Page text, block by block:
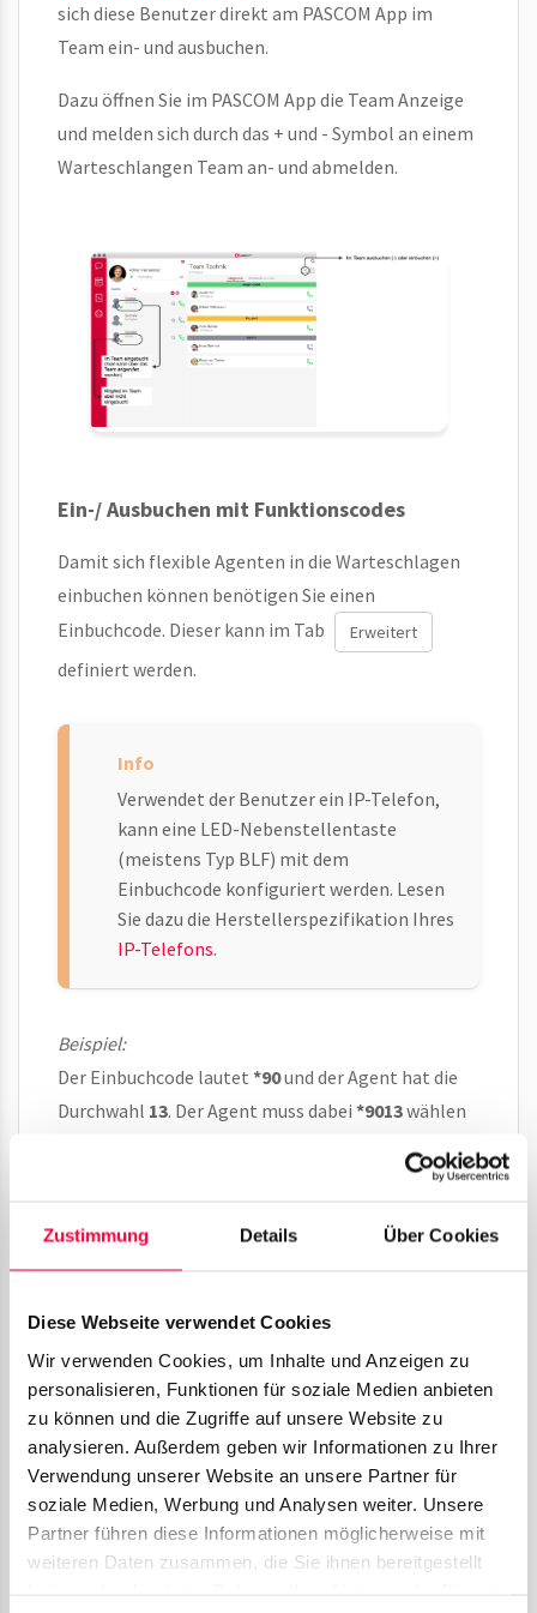
Zustimmung Details Über Cookies
Diese Webseite verwendet Cookies
Wir verwenden Cookies, um Inhalte und Anzeigen zu
personalisieren, Funktionen für soziale Medien anbieten
zu können und die Zugriffe auf unsere Website zu
analysieren. Außerdem geben wir Informationen zu Ihrer
Verwendung unserer Website an unsere Partner für
soziale Medien, Werbung und Analysen weiter. Unsere
Partner führen diese Informationen möglicherweise mit
weiteren Daten zusammen, die Sie ihnen bereitgestellt
sich diese Benutzer direkt am PASCOM App im
Team ein- und ausbuchen.
Dazu öffnen Sie im PASCOM App die Team Anzeige
und melden sich durch das + und - Symbol an einem
Warteschlangen Team an- und abmelden.
Ein-/ Ausbuchen mit Funktionscodes
Damit sich flexible Agenten in die Warteschlagen
einbuchen können benötigen Sie einen
Einbuchcode. Dieser kann im Tab
Erweitert
definiert werden.
Verwendet der Benutzer ein IP-Telefon,
kann eine LED-Nebenstellentaste
(meistens Typ BLF) mit dem
Einbuchcode konfiguriert werden. Lesen
Sie dazu die Herstellerspezifikation Ihres
IP-Telefons.
Beispiel:
Der Einbuchcode lautet *90und der Agent hat die
Durchwahl 13. Der Agent muss dabei *9013wählen
gewählt werden.
eine Meldung über den nun aktuellen Status.
Damit der Einbuchcode von der PASCOM
richtig erkannt und bearbeitet wird,
muss die PASCOM wissen, wie viele
Stellen eine Benutzerduchwahl hat. Dies
muss in den Systemeinstellungen
festgelegt werden. Suchen Sie in dem
Suchfeld nach